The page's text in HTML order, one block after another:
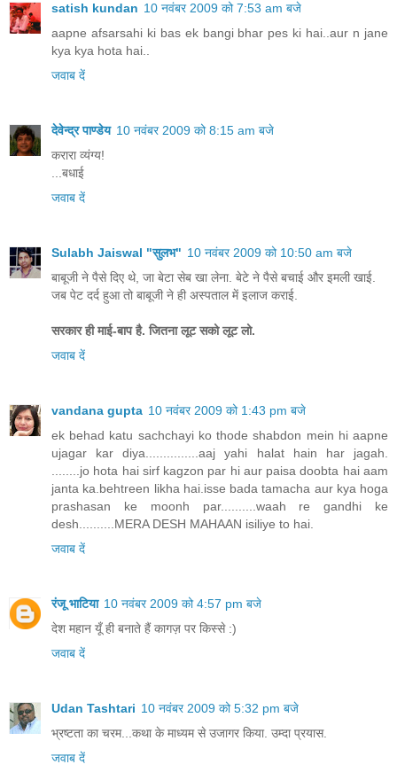
satish kundan 10 नवंबर 2009 को 7:53 am बजे
aapne afsarsahi ki bas ek bangi bhar pes ki hai..aur n jane
kya kya hota hai..
जवाब दें
देवेन्द्र पाण्डेय 10 नवंबर 2009 को 8:15 am बजे
करारा व्यंग्य!
...बधाई
जवाब दें
Sulabh Jaiswal "सुलभ" 10 नवंबर 2009 को 10:50 am बजे
बाबूजी ने पैसे दिए थे, जा बेटा सेब खा लेना. बेटे ने पैसे बचाई और इमली खाई.
जब पेट दर्द हुआ तो बाबूजी ने ही अस्पताल में इलाज कराई.
सरकार ही माई-बाप है. जितना लूट सको लूट लो.
जवाब दें
vandana gupta 10 नवंबर 2009 को 1:43 pm बजे
ek behad katu sachchayi ko thode shabdon mein hi aapne
ujagar kar diya...............aaj yahi halat hain har jagah.
........jo hota hai sirf kagzon par hi aur paisa doobta hai aam
janta ka.behtreen likha hai.isse bada tamacha aur kya hoga
prashasan ke moonh par..........waah re gandhi ke
desh..........MERA DESH MAHAAN isiliye to hai.
जवाब दें
रंजू भाटिया 10 नवंबर 2009 को 4:57 pm बजे
देश महान यूँ ही बनाते हैं कागज़ पर किस्से :)
जवाब दें
Udan Tashtari 10 नवंबर 2009 को 5:32 pm बजे
भ्रष्टता का चरम...कथा के माध्यम से उजागर किया. उम्दा प्रयास.
जवाब दें